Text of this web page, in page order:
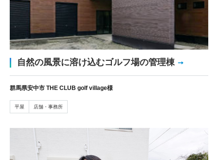
自然の風景に溶け込むゴルフ場の管理棟
群馬県安中市 THE CLUB golf village様
平屋 店舗・事務所